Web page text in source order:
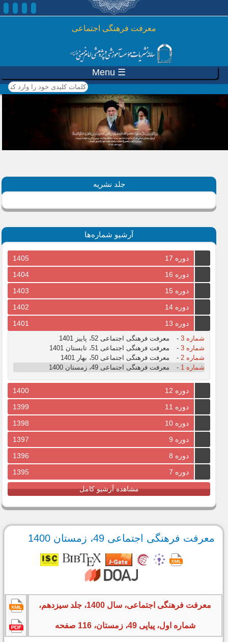
رفتن به محتوای اصلی
معرفت فرهنگی اجتماعی
☰ Menu
کلمات کلیدی خود را وارد
کنید
جلد نشریه
آرشیو شماره‌ها
دوره 17
1405
دوره 16
1404
دوره 15
1403
دوره 14
1402
دوره 13
1401
شماره 3 -
معرفت فرهنگی اجتماعی 52، پاییز 1401
شماره 3
-
معرفت فرهنگی اجتماعی 51، تابستان 1401
شماره 2
-
معرفت فرهنگی اجتماعی 50، بهار 1401
شماره 1
- معرفت فرهنگی اجتماعی 49، زمستان 1400
دوره 12
1400
دوره 11
1399
دوره 10
1398
دوره 9
1397
دوره 8
1396
دوره 7
1395
مشاهده آرشیو کامل
معرفت فرهنگی اجتماعی 49، زمستان 1400
معرفت فرهنگی اجتماعی، سال 1400، جلد سیزدهم،
شماره اول، پیاپی 49، زمستان، 116 صفحه